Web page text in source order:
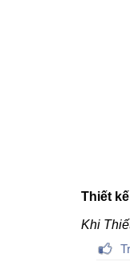
Thiết
Khi